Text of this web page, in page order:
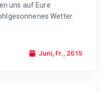
uns auf Eure
Wetter.
Juni, Fr., 2015